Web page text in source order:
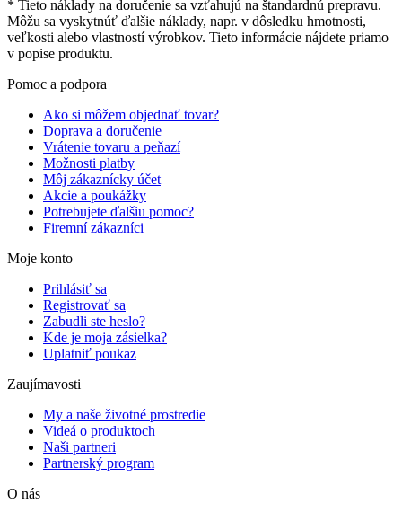
* Tieto náklady na doručenie sa vzťahujú na štandardnú prepravu.
Môžu sa vyskytnúť ďalšie náklady, napr. v dôsledku hmotnosti,
veľkosti alebo vlastností výrobkov. Tieto informácie nájdete priamo
v popise produktu.
Pomoc a podpora
Ako si môžem objednať tovar?
Doprava a doručenie
Vrátenie tovaru a peňazí
Možnosti platby
Môj zákaznícky účet
Akcie a poukážky
Potrebujete ďalšiu pomoc?
Firemní zákazníci
Moje konto
Prihlásiť sa
Registrovať sa
Zabudli ste heslo?
Kde je moja zásielka?
Uplatniť poukaz
Zaujímavosti
My a naše životné prostredie
Videá o produktoch
Naši partneri
Partnerský program
O nás